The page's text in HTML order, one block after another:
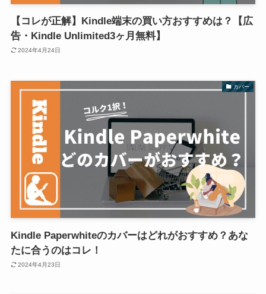
【コレが正解】Kindle端末の買い方おすすめは？【広
告・Kindle Unlimited3ヶ月無料】
2024年4月24日
カバー
Kindle Paperwhiteのカバーはどれがおすすめ？あな
たに合うのはコレ！
2024年4月23日